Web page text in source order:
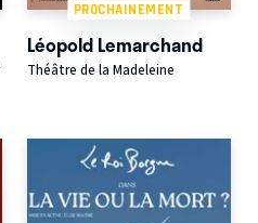
PROCHAINEMENT
Léopold Lemarchand
Théâtre de la Madeleine